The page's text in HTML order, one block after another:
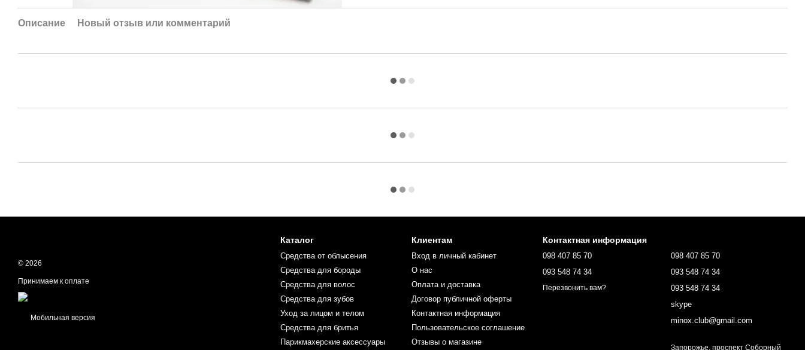
Описание Новый отзыв или комментарий
© 2026
Принимаем к оплате
Мобильная версия
Каталог
Средства от облысения
Средства для бороды
Средства для волос
Средства для зубов
Уход за лицом и телом
Средства для бритья
Парикмахерские аксессуары
Клиентам
Вход в личный кабинет
О нас
Оплата и доставка
Договор публичной оферты
Контактная информация
Пользовательское соглашение
Отзывы о магазине
Контактная информация
098 407 85 70
093 548 74 34
Перезвонить вам?
098 407 85 70
093 548 74 34
093 548 74 34
skype
minox.club@gmail.com
Запорожье, проспект Соборный